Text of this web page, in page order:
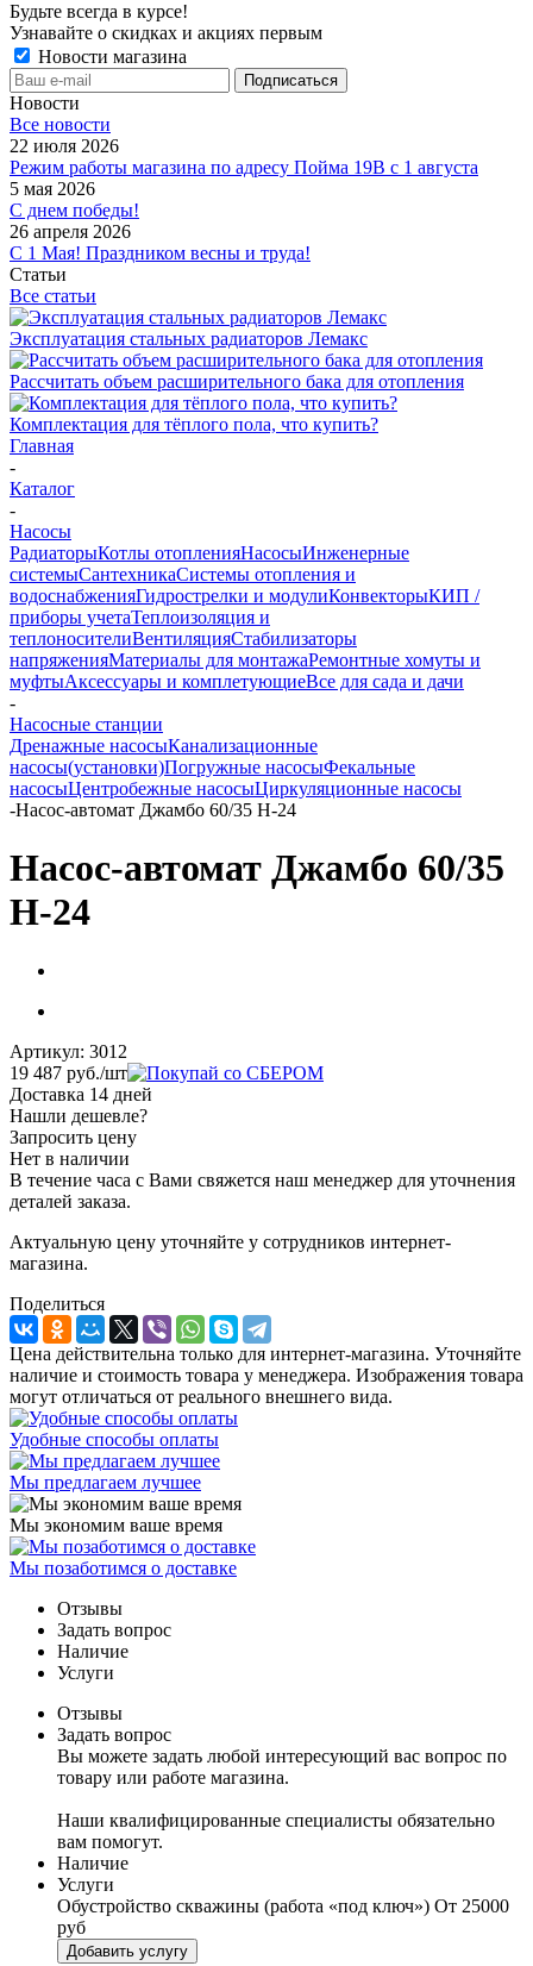
Будьте всегда в курсе!
Узнавайте о скидках и акциях первым
Новости магазина
Новости
Все новости
22 июля 2026
Режим работы магазина по адресу Пойма 19В с 1 августа
5 мая 2026
С днем победы!
26 апреля 2026
С 1 Мая! Праздником весны и труда!
Статьи
Все статьи
Эксплуатация стальных радиаторов Лемакс
Рассчитать объем расширительного бака для отопления
Комплектация для тёплого пола, что купить?
Главная
-
Каталог
-
Насосы
РадиаторыКотлы отопленияНасосыИнженерные
системыСантехникаСистемы отопления и
водоснабженияГидрострелки и модулиКонвекторыКИП /
приборы учетаТеплоизоляция и
теплоносителиВентиляцияСтабилизаторы
напряженияМатериалы для монтажаРемонтные хомуты и
муфтыАксессуары и комплетующиеВсе для сада и дачи
-
Насосные станции
Дренажные насосыКанализационные
насосы(установки)Погружные насосыФекальные
насосыЦентробежные насосыЦиркуляционные насосы
-Насос-автомат Джамбо 60/35 Н-24
Насос-автомат Джамбо 60/35
Н-24
Артикул: 3012
19 487 руб./шт
Доставка 14 дней
Нашли дешевле?
Запросить цену
Нет в наличии
В течение часа с Вами свяжется наш менеджер для уточнения
деталей заказа.
Актуальную цену уточняйте у сотрудников интернет-
магазина.
Поделиться
Цена действительна только для интернет-магазина. Уточняйте
наличие и стоимость товара у менеджера. Изображения товара
могут отличаться от реального внешнего вида.
Удобные способы оплаты
Мы предлагаем лучшее
Мы экономим ваше время
Мы позаботимся о доставке
Отзывы
Задать вопрос
Наличие
Услуги
Отзывы
Задать вопрос
Вы можете задать любой интересующий вас вопрос по
товару или работе магазина.
Наши квалифицированные специалисты обязательно
вам помогут.
Наличие
Услуги
Обустройство скважины (работа «под ключ») От 25000
руб
Добавить услугу